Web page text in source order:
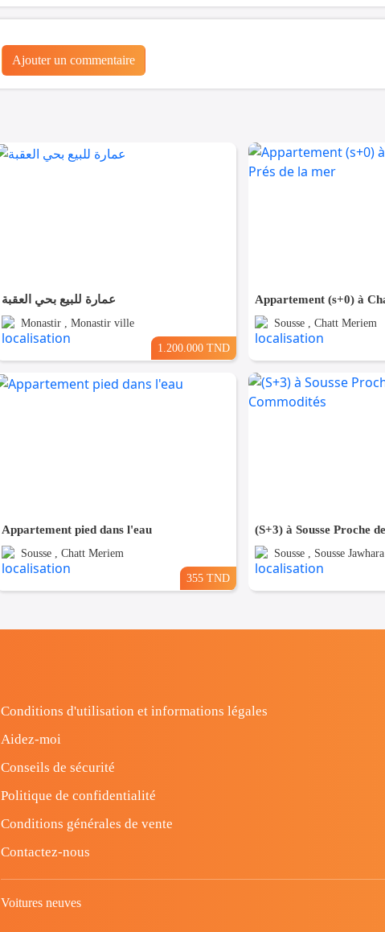
Ajouter un commentaire
عمارة للبيع بحي العقبة
Monastir , Monastir ville
1.200.000 TND
Sousse , Chatt Meriem
Appartement pied dans l'eau
Sousse , Chatt Meriem
355 TND
Sousse , Sousse Jawhara
Conditions d'utilisation et informations légales
Aidez-moi
Conseils de sécurité
Politique de confidentialité
Conditions générales de vente
Contactez-nous
Voitures neuves